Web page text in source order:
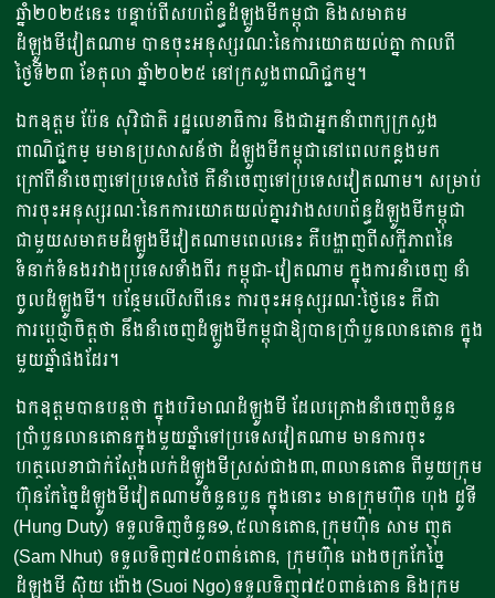
ឆ្នាំ២០២៥នេះ បន្ទាប់ពីសហព័ន្ធដំឡូងមីកម្ពុជា និងសមាគម
ដំឡូងមីវៀតណាម បានចុះអនុស្សរណៈនៃការយោគយល់គ្នា កាលពី
ថ្ងៃទី២៣ ខែតុលា ឆ្នាំ២០២៥ នៅក្រសួងពាណិជ្ជកម្ម។
ឯកឧត្តម ប៉ែន សុវិជាតិ រដ្ឋលេខាធិការ និងជាអ្នកនាំពាក្យក្រសួង
ពាណិជ្ជកម្ មមានប្រសាសន៍ថា ដំឡូងមីកម្ពុជានៅពេលកន្លងមក
ក្រៅពីនាំចេញទៅប្រទេសថៃ គឺនាំចេញទៅប្រទេសវៀតណាម។ សម្រាប់
ការចុះអនុស្សរណៈនៃកការយោគយល់គ្នា​រវាងសហព័ន្ធដំឡូងមីកម្ពុជា
ជាមួយសមាគមដំឡូងមីវៀតណាមពេលនេះ គឺបង្ហាញពីសក្ខីភាពនៃ
ទំនាក់ទំនងរវាងប្រទេសទាំងពីរ កម្ពុជា-វៀតណាម ក្នុងការនាំចេញ នាំ
ចូលដំឡូងមី។ បន្ថែមលើសពីនេះ ការចុះអនុស្សរណៈថ្ងៃនេះ គឺជា
ការប្តេជ្ញាចិត្តថា នឹងនាំចេញដំឡូងមីកម្ពុជាឱ្យបានប្រាំបួនលានតោន ក្នុង
មួយឆ្នាំផងដែរ។
ឯកឧត្តមបានបន្តថា ក្នុងបរិមាណដំឡូងមី ដែលគ្រោងនាំចេញចំនួន
ប្រាំបួនលានតោនក្នុងមួយឆ្នាំទៅប្រទេសវៀតណាម មានការចុះ
ហត្ថលេខាជាក់ស្តែងលក់ដំឡូងមីស្រស់ជាង៣,៣លានតោន ពីមួយក្រុម
ហ៊ុនកែច្នៃដំឡូងមីវៀតណាមចំនួនបួន ក្នុងនោះ មានក្រុមហ៊ុន ហុង ដូទី
(Hung Duty) ទទួលទិញចំនួន១,៥លានតោន,ក្រុមហ៊ុន សាម ញុត
(Sam Nhut) ទទួលទិញ៧៥០ពាន់តោន, ក្រុមហ៊ុន រោងចក្រកែច្នៃ
ដំឡូងមី ស៊ុយ ង៉ោង (Suoi Ngo)ទទួលទិញ៧៥០ពាន់តោន និងក្រុម